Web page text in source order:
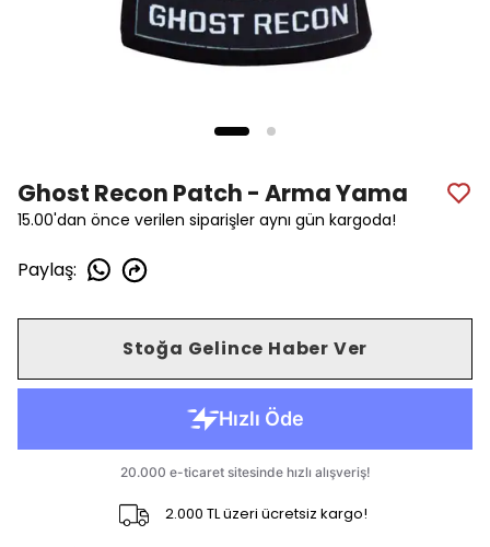
Ghost Recon Patch - Arma Yama
15.00'dan önce verilen siparişler aynı gün kargoda!
Paylaş:
Stoğa Gelince Haber Ver
2.000 TL üzeri ücretsiz kargo!